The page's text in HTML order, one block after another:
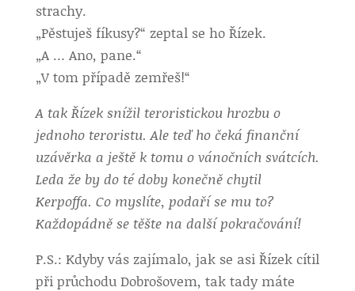
strachy.
„Pěstuješ fíkusy?“ zeptal se ho Řízek.
„A … Ano, pane.“
„V tom případě zemřeš!“
A tak Řízek snížil teroristickou hrozbu o
jednoho teroristu. Ale teď ho čeká finanční
uzávěrka a ještě k tomu o vánočních svátcích.
Leda že by do té doby konečně chytil
Kerpoffa. Co myslíte, podaří se mu to?
Každopádně se těšte na další pokračování!
P.S.: Kdyby vás zajímalo, jak se asi Řízek cítil
při průchodu Dobrošovem, tak tady máte